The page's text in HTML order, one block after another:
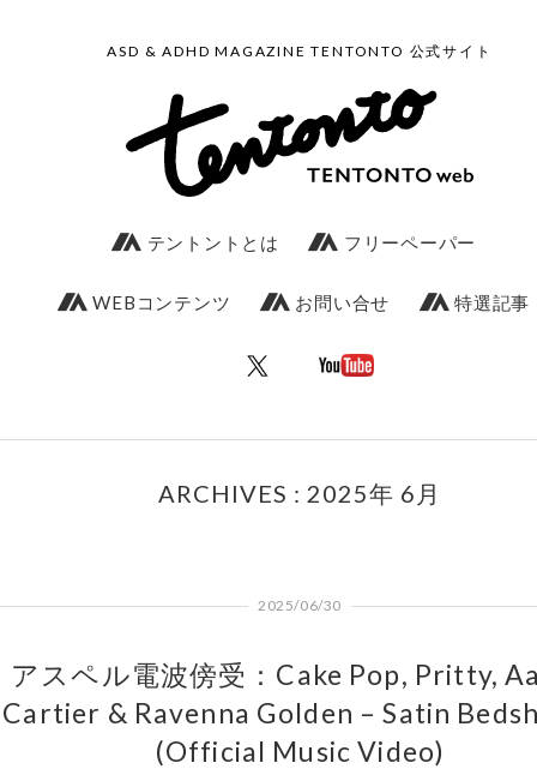
ASD & ADHD MAGAZINE TENTONTO 公式サイト
テントントとは フリーペーパー
WEBコンテンツ お問い合せ 特選記事
ARCHIVES : 2025年 6月
2025/06/30
アスペル電波傍受：Cake Pop, Pritty,
Cartier & Ravenna Golden – Satin
(Official Music Video)